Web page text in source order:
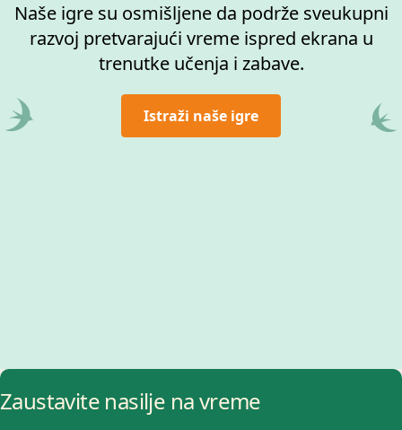
Naše igre su osmišljene da podrže sveukupni
razvoj pretvarajući vreme ispred ekrana u
trenutke učenja i zabave.
Istraži naše igre
Zaustavite nasilje na vreme